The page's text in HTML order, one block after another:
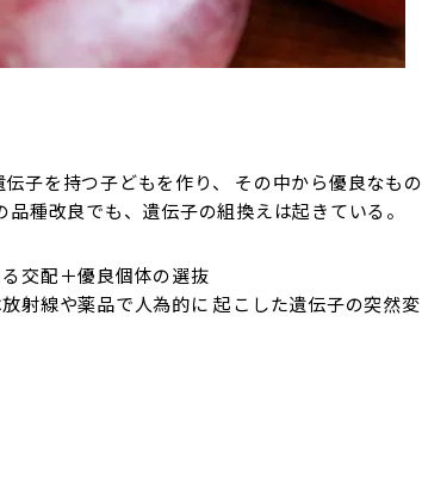
子を持つ子どもを作り、 その中から優良なもの
種改良でも、遺伝子の組換えは起きている。
交配＋優良個体の選抜
射線や薬品で人為的に 起こした遺伝子の突然変